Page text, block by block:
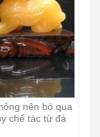
nên bỏ qua
chế tác từ đá